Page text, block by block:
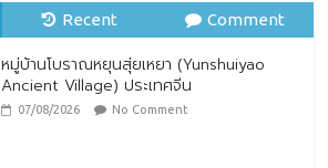
Recent Comment
หมู่บ้านโบราณหยุนสุ่ยเหยา (Yunshuiyao
Ancient Village) ประเทศจีน
07/08/2026 No Comment